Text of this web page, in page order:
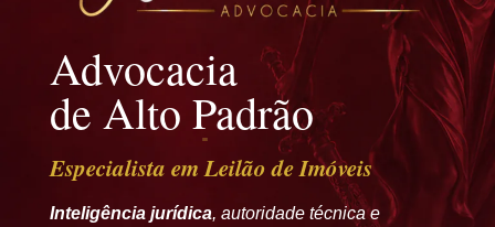
Advocacia
de Alto Padrão
Especialista em Leilão de Imóveis
Inteligência jurídica, autoridade técnica e